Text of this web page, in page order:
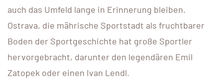
auch das Umfeld lange in Erinnerung bleiben.
Ostrava, die mährische Sportstadt als fruchtbarer
Boden der Sportgeschichte hat große Sportler
hervorgebracht, darunter den legendären Emil
Zatopek oder einen Ivan Lendl.